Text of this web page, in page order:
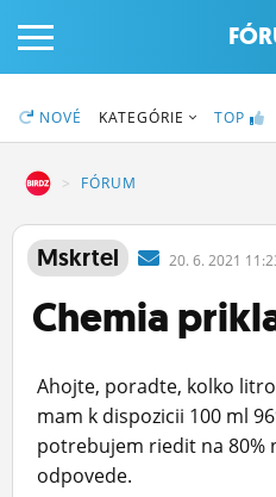
PRIHLÁS SA
ČINŽIAK
STATUSY
NOVÉ KATEGÓRIE TOP
FÓRUM
Mskrtel 20. 6. 2021
Chemia
Ahojte, poradte, kolko
mam k dispozicii 100 ml
potrebujem riedit na 80%
odpovede.